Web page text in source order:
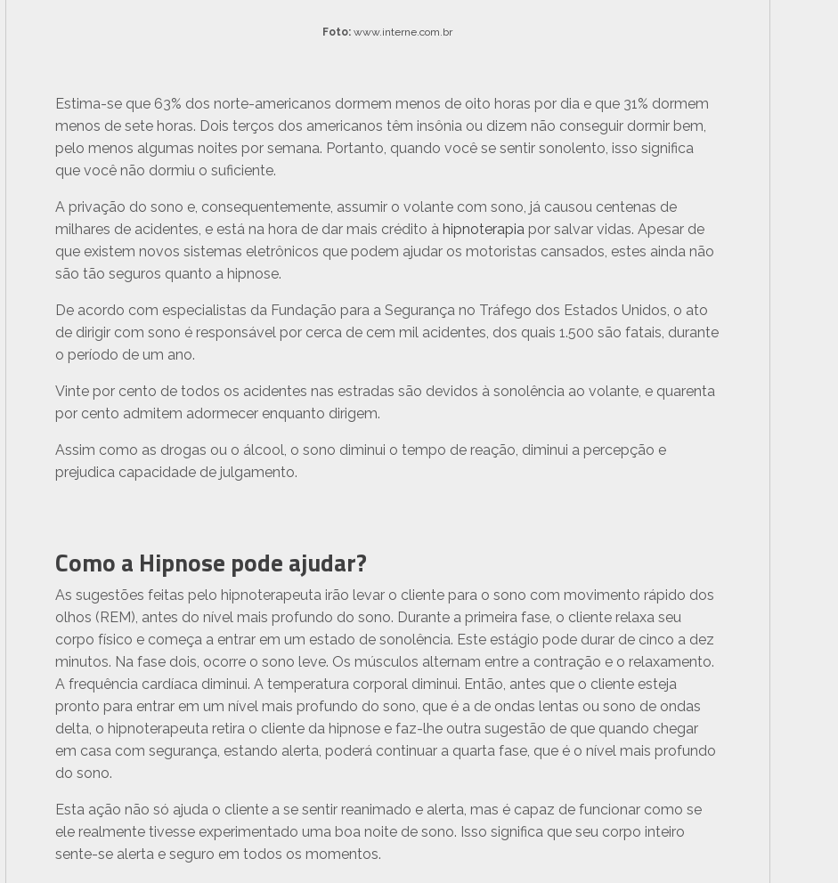
Foto: www.interne.com.br
Estima-se que 63% dos norte-americanos dormem menos de oito horas por dia e que 31% dormem
menos de sete horas. Dois terços dos americanos têm insônia ou dizem não conseguir dormir bem,
pelo menos algumas noites por semana. Portanto, quando você se sentir sonolento, isso significa
que você não dormiu o suficiente.
A privação do sono e, consequentemente, assumir o volante com sono, já causou centenas de
milhares de acidentes, e está na hora de dar mais crédito à hipnoterapia por salvar vidas. Apesar de
que existem novos sistemas eletrônicos que podem ajudar os motoristas cansados, estes ainda não
são tão seguros quanto a hipnose.
De acordo com especialistas da Fundação para a Segurança no Tráfego dos Estados Unidos, o ato
de dirigir com sono é responsável por cerca de cem mil acidentes, dos quais 1.500 são fatais, durante
o período de um ano.
Vinte por cento de todos os acidentes nas estradas são devidos à sonolência ao volante, e quarenta
por cento admitem adormecer enquanto dirigem.
Assim como as drogas ou o álcool, o sono diminui o tempo de reação, diminui a percepção e
prejudica capacidade de julgamento.
Como a Hipnose pode ajudar?
As sugestões feitas pelo hipnoterapeuta irão levar o cliente para o sono com movimento rápido dos
olhos (REM), antes do nível mais profundo do sono. Durante a primeira fase, o cliente relaxa seu
corpo físico e começa a entrar em um estado de sonolência. Este estágio pode durar de cinco a dez
minutos. Na fase dois, ocorre o sono leve. Os músculos alternam entre a contração e o relaxamento.
A frequência cardíaca diminui. A temperatura corporal diminui. Então, antes que o cliente esteja
pronto para entrar em um nível mais profundo do sono, que é a de ondas lentas ou sono de ondas
delta, o hipnoterapeuta retira o cliente da hipnose e faz-lhe outra sugestão de que quando chegar
em casa com segurança, estando alerta, poderá continuar a quarta fase, que é o nível mais profundo
do sono.
Esta ação não só ajuda o cliente a se sentir reanimado e alerta, mas é capaz de funcionar como se
ele realmente tivesse experimentado uma boa noite de sono. Isso significa que seu corpo inteiro
sente-se alerta e seguro em todos os momentos.